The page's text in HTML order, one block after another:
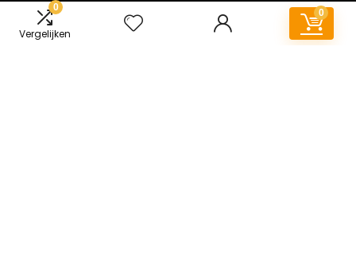
0
Vergelijken
0
Contact
Sitemap